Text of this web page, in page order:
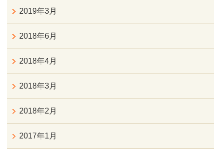
2019年3月
2018年6月
2018年4月
2018年3月
2018年2月
2017年1月